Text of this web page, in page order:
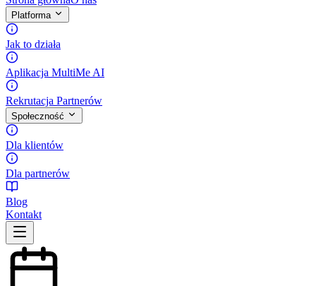
Platforma
Jak to działa
Aplikacja MultiMe AI
Rekrutacja Partnerów
Społeczność
Dla klientów
Dla partnerów
Blog
Kontakt